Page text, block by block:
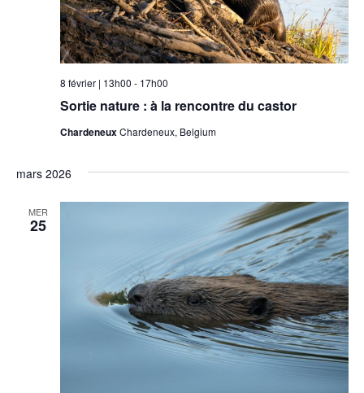
Sortie nature : à la rencontre du castor
8 février | 13h00 - 17h00
ChardeneuxChardeneux, Belgium
mars 2026
MER
25